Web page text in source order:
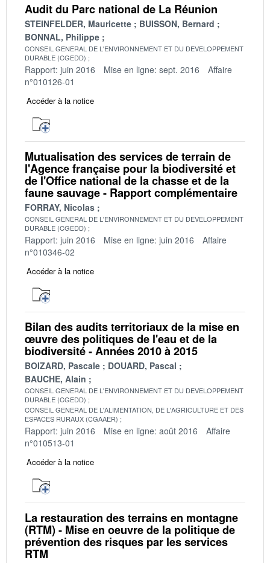
Audit du Parc national de La Réunion
STEINFELDER, Mauricette
BUISSON, Bernard
BONNAL, Philippe
CONSEIL GENERAL DE L'ENVIRONNEMENT ET DU DEVELOPPEMENT
DURABLE (CGEDD)
Rapport: juin 2016 Mise en ligne: sept. 2016
Affaire
n°010126-01
Accéder à la notice
Mutualisation des services de terrain de
l'Agence française pour la biodiversité et
de l'Office national de la chasse et de la
faune sauvage - Rapport complémentaire
FORRAY, Nicolas
CONSEIL GENERAL DE L'ENVIRONNEMENT ET DU DEVELOPPEMENT
DURABLE (CGEDD)
Rapport: juin 2016 Mise en ligne: juin 2016
Affaire
n°010346-02
Accéder à la notice
Bilan des audits territoriaux de la mise en
œuvre des politiques de l'eau et de la
biodiversité - Années 2010 à 2015
BOIZARD, Pascale
DOUARD, Pascal
BAUCHE, Alain
CONSEIL GENERAL DE L'ENVIRONNEMENT ET DU DEVELOPPEMENT
DURABLE (CGEDD)
CONSEIL GENERAL DE L'ALIMENTATION, DE L'AGRICULTURE ET DES
ESPACES RURAUX (CGAAER)
Rapport: juin 2016 Mise en ligne: août 2016
Affaire
n°010513-01
Accéder à la notice
La restauration des terrains en montagne
(RTM) - Mise en oeuvre de la politique de
prévention des risques par les services
RTM